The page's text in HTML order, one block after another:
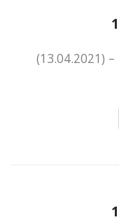
(13.04.2021) –